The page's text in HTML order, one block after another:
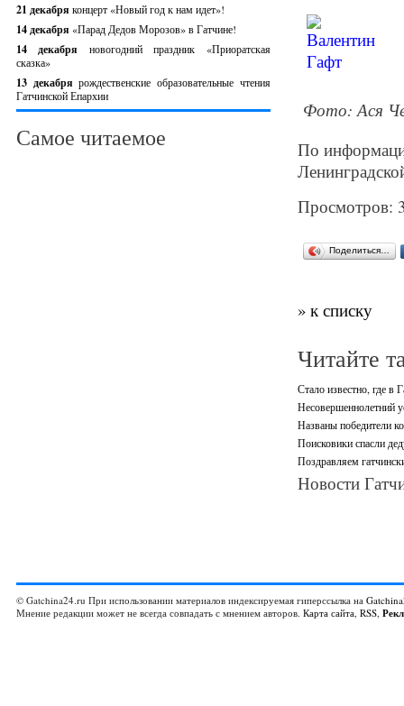
21 декабря концерт «Новый год к нам идет»!
14 декабря «Парад Дедов Морозов» в Гатчине!
14 декабря новогодний праздник «Приоратская
сказка»
13 декабрярождественские образовательные чтения
Гатчинской Епархии
Самое читаемое
Фото: Ася
По
Просмотров:
Поделиться…
» к списку
Читайте
Стало известно, где в
Несовершеннолетний
Названы победители
Поисковики спасли
Поздравляем
Новости
© Gatchina24.ru При использовании материалов индексируемая гиперссылка на
Мнение редакции может не всегда совпадать с мнением авторов. Карта сайта, RSS,